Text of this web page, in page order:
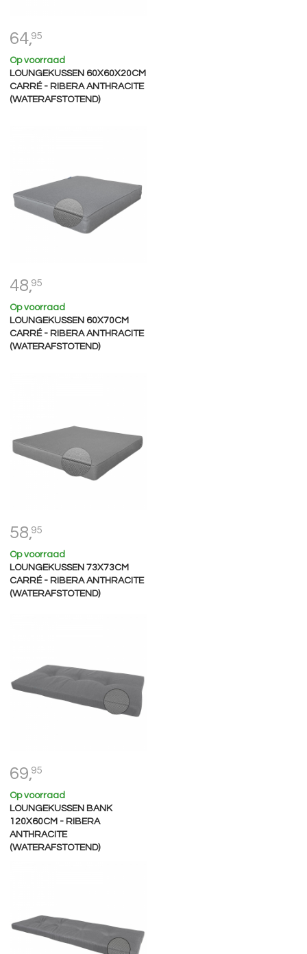
64,95
Op voorraad
LOUNGEKUSSEN 60X60X20CM
CARRÉ - RIBERA ANTHRACITE
(WATERAFSTOTEND)
48,95
Op voorraad
LOUNGEKUSSEN 60X70CM
CARRÉ - RIBERA ANTHRACITE
(WATERAFSTOTEND)
58,95
Op voorraad
LOUNGEKUSSEN 73X73CM
CARRÉ - RIBERA ANTHRACITE
(WATERAFSTOTEND)
69,95
Op voorraad
LOUNGEKUSSEN BANK
120X60CM - RIBERA
ANTHRACITE
(WATERAFSTOTEND)